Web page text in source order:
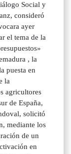
Social y
consideró
ayer
el tema de la
, la
puesta en
la
agricultores
de España,
solicitó
mediante los
de un
en